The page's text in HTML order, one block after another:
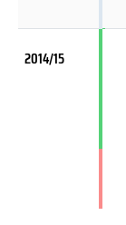
2014/15